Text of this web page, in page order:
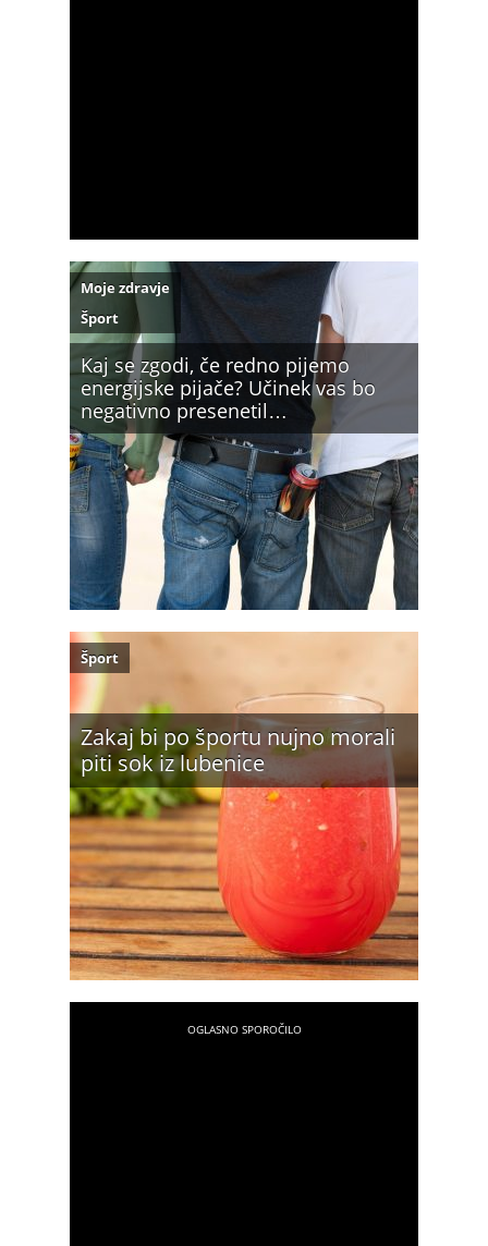
Kaj se zgodi, če redno pijemo
energijske pijače? Učinek vas bo
negativno presenetil…
Moje zdravje
Šport
Zakaj bi po športu nujno morali
piti sok iz lubenice
Šport